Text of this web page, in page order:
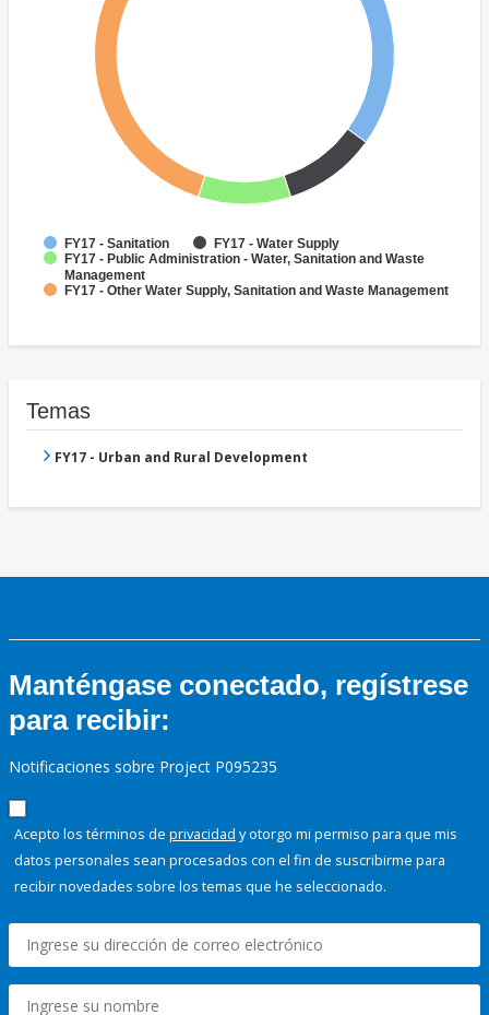
FY17 - Sanitation
FY17 - Water Supply
FY17 - Public Administration - Water, Sanitation and Waste
Management
FY17 - Other Water Supply, Sanitation and Waste Management
Temas
FY17 - Urban and Rural Development
Manténgase conectado, regístrese
para recibir:
Notificaciones sobre Project P095235
Acepto los términos de privacidad y otorgo mi permiso para que mis
datos personales sean procesados con el fin de suscribirme para
recibir novedades sobre los temas que he seleccionado.